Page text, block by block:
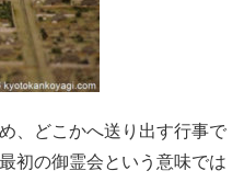
、どこかへ送り出す行事で
初の御霊会という意味では